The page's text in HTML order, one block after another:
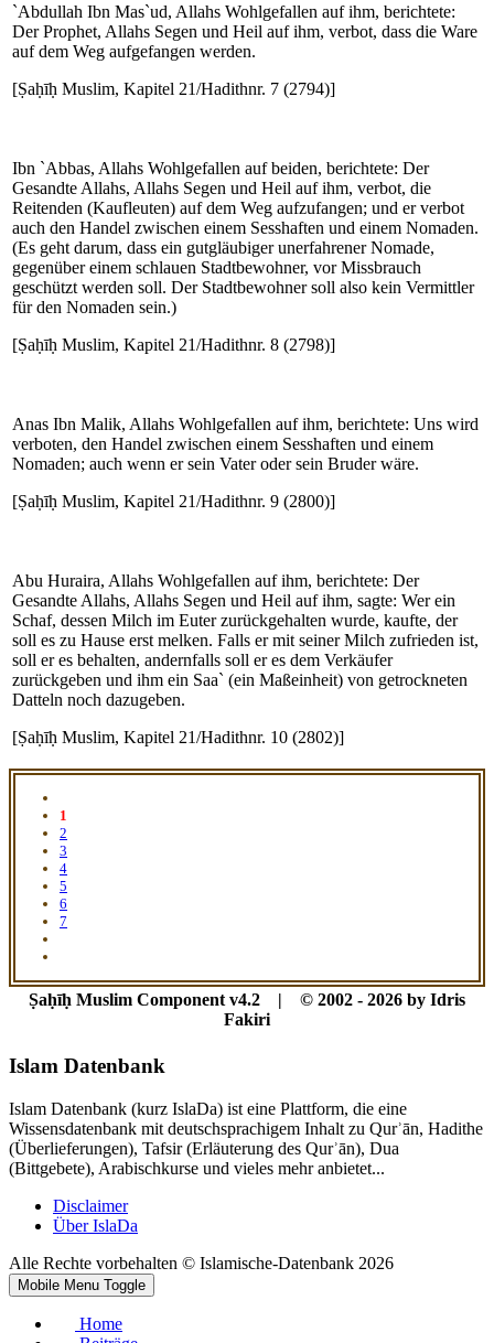
`Abdullah Ibn Mas`ud, Allahs Wohlgefallen auf ihm, berichtete:
Der Prophet, Allahs Segen und Heil auf ihm, verbot, dass die Ware
auf dem Weg aufgefangen werden.
[Ṣaḥīḥ Muslim, Kapitel 21/Hadithnr. 7 (2794)]
Ibn `Abbas, Allahs Wohlgefallen auf beiden, berichtete: Der
Gesandte Allahs, Allahs Segen und Heil auf ihm, verbot, die
Reitenden (Kaufleuten) auf dem Weg aufzufangen; und er verbot
auch den Handel zwischen einem Sesshaften und einem Nomaden.
(Es geht darum, dass ein gutgläubiger unerfahrener Nomade,
gegenüber einem schlauen Stadtbewohner, vor Missbrauch
geschützt werden soll. Der Stadtbewohner soll also kein Vermittler
für den Nomaden sein.)
[Ṣaḥīḥ Muslim, Kapitel 21/Hadithnr. 8 (2798)]
Anas Ibn Malik, Allahs Wohlgefallen auf ihm, berichtete: Uns wird
verboten, den Handel zwischen einem Sesshaften und einem
Nomaden; auch wenn er sein Vater oder sein Bruder wäre.
[Ṣaḥīḥ Muslim, Kapitel 21/Hadithnr. 9 (2800)]
Abu Huraira, Allahs Wohlgefallen auf ihm, berichtete: Der
Gesandte Allahs, Allahs Segen und Heil auf ihm, sagte: Wer ein
Schaf, dessen Milch im Euter zurückgehalten wurde, kaufte, der
soll es zu Hause erst melken. Falls er mit seiner Milch zufrieden ist,
soll er es behalten, andernfalls soll er es dem Verkäufer
zurückgeben und ihm ein Saa` (ein Maßeinheit) von getrockneten
Datteln noch dazugeben.
[Ṣaḥīḥ Muslim, Kapitel 21/Hadithnr. 10 (2802)]
1
2
3
4
5
6
7
Ṣaḥīḥ Muslim Component v4.2 | © 2002 - 2026 by Idris
Fakiri
Islam Datenbank
Islam Datenbank (kurz IslaDa) ist eine Plattform, die eine
Wissensdatenbank mit deutschsprachigem Inhalt zu Qurʾān, Hadithe
(Überlieferungen), Tafsir (Erläuterung des Qurʾān), Dua
(Bittgebete), Arabischkurse und vieles mehr anbietet...
Disclaimer
Über IslaDa
Alle Rechte vorbehalten © Islamische-Datenbank 2026
Mobile Menu Toggle
Home